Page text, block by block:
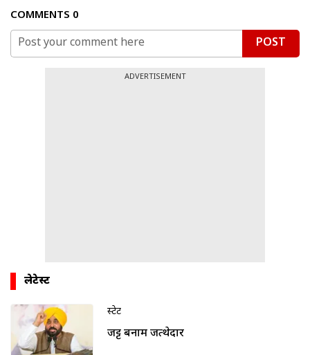
COMMENTS 0
POST
ADVERTISEMENT
लेटेस्ट
स्टेट
जट्ट बनाम जत्थेदार